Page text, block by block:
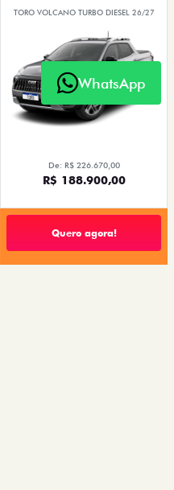
TORO VOLCANO TURBO DIESEL 26/27
De: R$ 226.670,00
R$ 188.900,00
Quero agora!
WhatsApp